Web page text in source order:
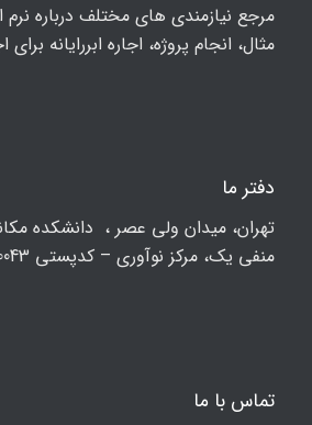
مرجع نیازمندی های مختلف درباره نرم
مثال، انجام پروژه، اجاره ابررایانه
دفتر ما
تهران، ميدان ولي عصر ، دانشکده
منفی یک، مرکز نوآوری – کدپستی 1591630043
تماس با ما